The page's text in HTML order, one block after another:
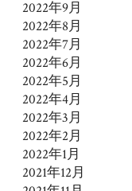
2022年9月
2022年8月
2022年7月
2022年6月
2022年5月
2022年4月
2022年3月
2022年2月
2022年1月
2021年12月